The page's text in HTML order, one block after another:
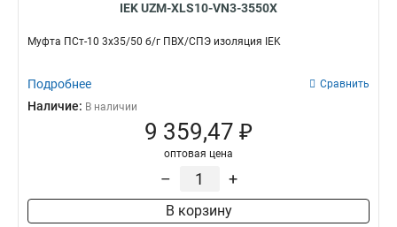
IEK UZM-XLS10-VN3-3550X
Муфта ПСт-10 3х35/50 б/г ПВХ/СПЭ изоляция IEK
Подробнее Сравнить
Наличие: В наличии
9 359,47 ₽
оптовая цена
– +
В корзину